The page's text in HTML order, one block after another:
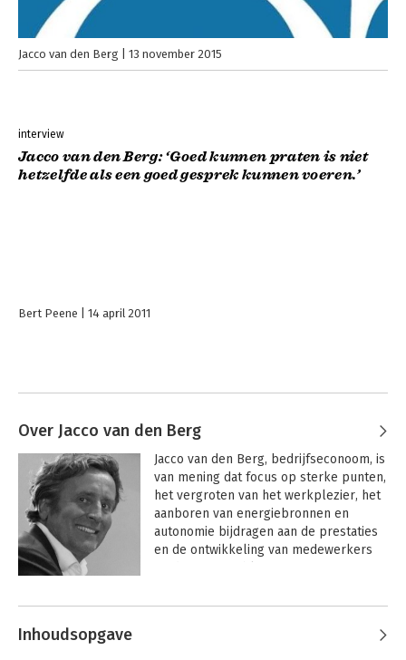
Jacco van den Berg 13 november 2015
interview
Jacco van den Berg: ‘Goed kunnen praten is niet
hetzelfde als een goed gesprek kunnen voeren.’
Bert Peene 14 april 2011
Over Jacco van den Berg
Jacco van den Berg, bedrijfseconoom, is
van mening dat focus op sterke punten,
het vergroten van het werkplezier, het
aanboren van energiebronnen en
autonomie bijdragen aan de prestaties
en de ontwikkeling van medewerkers
Al bijna dertig jaar ondersteunt Van den
Andere boeken door Jacco van den
Berg
Inhoudsopgave